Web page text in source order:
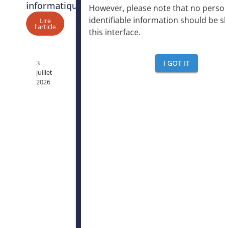
informatiques
Lire
l'article
3
juillet
2026
However, please note that no
identifiable information should be
this interface.
I GOT IT